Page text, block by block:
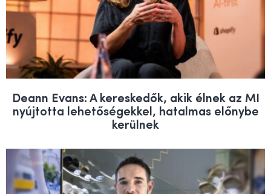
Deann Evans: A kereskedők, akik élnek az MI
nyújtotta lehetőségekkel, hatalmas előnybe
kerülnek